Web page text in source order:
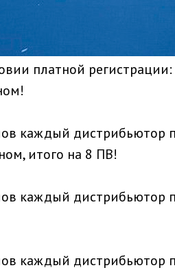
платной
каждый дистрибьютор
итого на 8 ПВ!
каждый дистрибьютор
каждый дистрибьютор